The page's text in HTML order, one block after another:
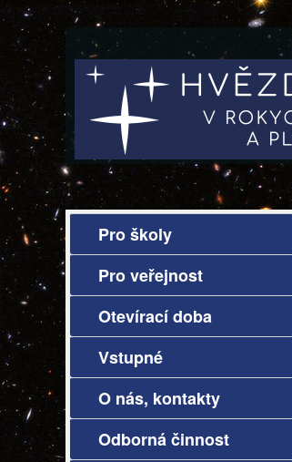
Pro školy
Pro veřejnost
Otevírací doba
Vstupné
O nás, kontakty
Odborná činnost